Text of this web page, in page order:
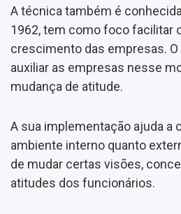
A técnica também é
1962, tem como foco facilitar
crescimento das empresas.
auxiliar as empresas nesse
mudança de atitude.
A sua implementação ajuda a
ambiente interno quanto
de mudar certas visões,
atitudes dos funcionários.